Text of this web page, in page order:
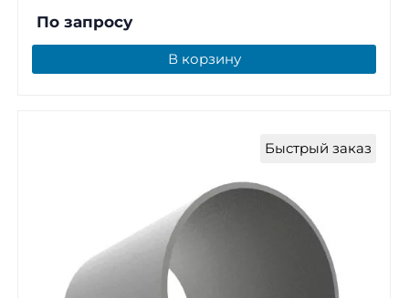
По запросу
В корзину
Быстрый заказ